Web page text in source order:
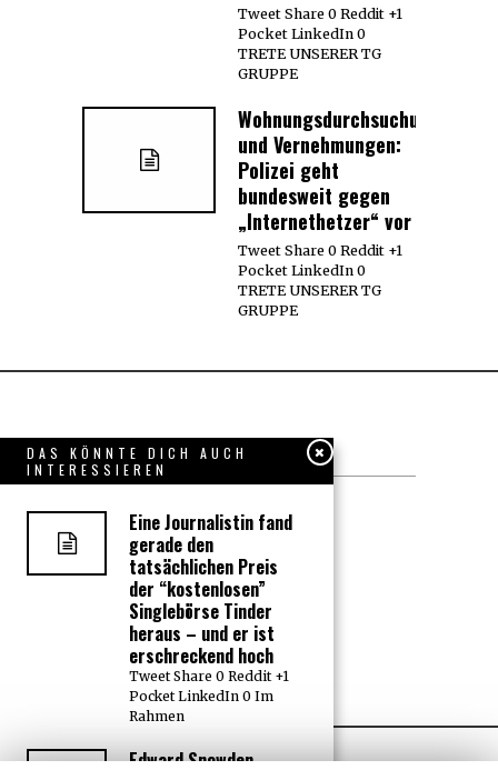
Tweet Share 0 Reddit +1
Pocket LinkedIn 0
TRETE UNSERER TG
GRUPPE
Wohnungsdurchsuchungen
und Vernehmungen:
Polizei geht
bundesweit gegen
„Internethetzer“ vor
Tweet Share 0 Reddit +1
Pocket LinkedIn 0
TRETE UNSERER TG
GRUPPE
IMPRESSUM
KONTAKT
Über uns, den “Wächter”
DAS KÖNNTE DICH AUCH
INTERESSIEREN
Eine Journalistin fand
gerade den
tatsächlichen Preis
der “kostenlosen”
Singlebörse Tinder
heraus – und er ist
erschreckend hoch
Tweet Share 0 Reddit +1
Pocket LinkedIn 0 Im
Rahmen
Edward Snowden